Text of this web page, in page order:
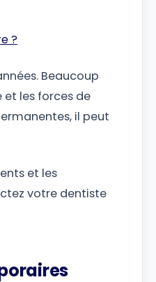
?
Beaucoup
et les forces de
il peut
et les
votre dentiste